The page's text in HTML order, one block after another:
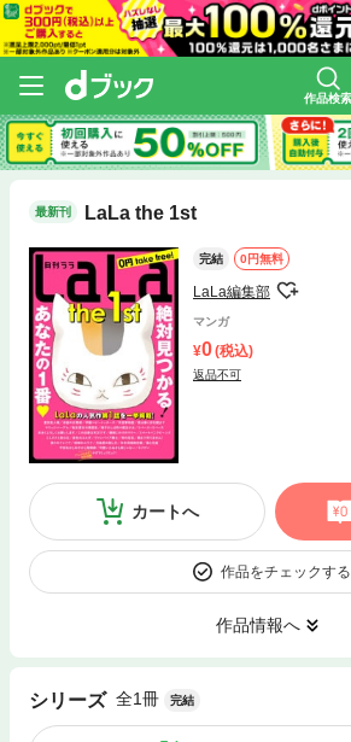
作品検索
最新刊 LaLa the 1st
完結 0円無料
LaLa編集部
マンガ
0(税込)
返品不可
カートへ
作品をチェックする
作品情報へ
シリーズ 全1冊 完結